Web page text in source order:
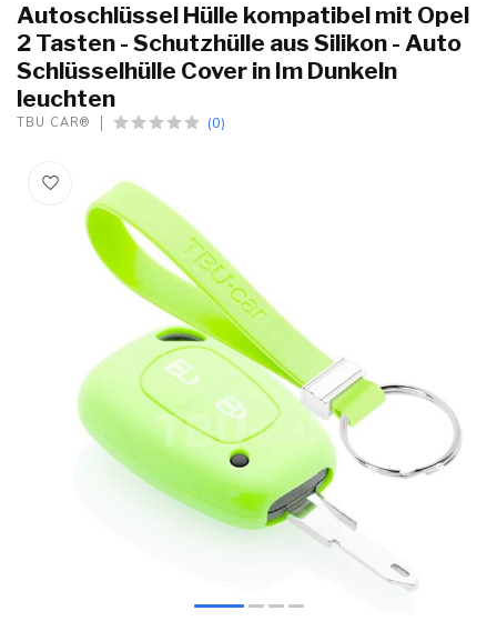
Autoschlüssel Hülle kompatibel mit Opel
2 Tasten - Schutzhülle aus Silikon - Auto
Schlüsselhülle Cover in Im Dunkeln
leuchten
TBU CAR® (0)